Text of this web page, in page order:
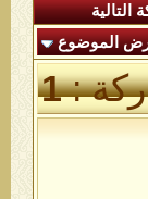
التالية
الموضوع
:
1